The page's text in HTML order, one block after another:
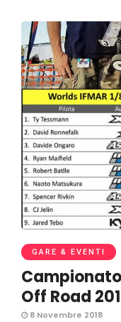
GARE & EVENTI
Campionato
Off Road
8 Novembre 2018